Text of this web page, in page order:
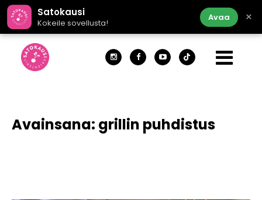
Satokausi
Kokeile sovellusta!
Avaa ×
Avainsana: grillin puhdistus